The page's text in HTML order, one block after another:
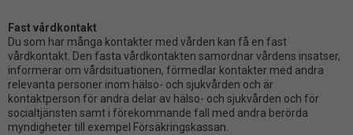
Fast vårdkontakt
Du som har många kontakter med vården kan få en fast
vårdkontakt. Den fasta vårdkontakten samordnar vårdens insatser,
informerar om vårdsituationen, förmedlar kontakter med andra
relevanta personer inom hälso- och sjukvården och är
kontaktperson för andra delar av hälso- och sjukvården och för
socialtjänsten samt i förekommande fall med andra berörda
myndigheter till exempel Försäkringskassan.